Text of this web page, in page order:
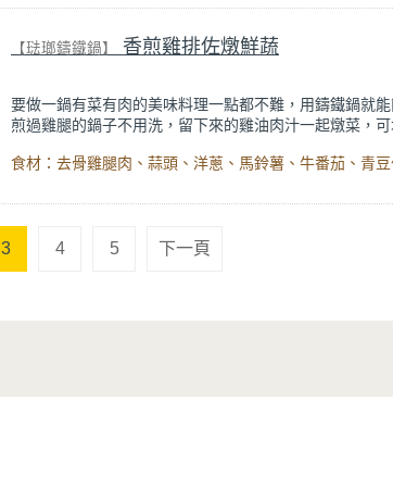
【琺瑯鑄鐵鍋】 香煎雞排佐燉鮮蔬
要做一鍋有菜有肉的美味料理一點都不難，用鑄鐵鍋就能
煎過雞腿的鍋子不用洗，留下來的雞油肉汁一起燉菜，可
出的水分是原汁原味的酸甜味，讓整道菜的風味更加提
3 4 5 下一頁